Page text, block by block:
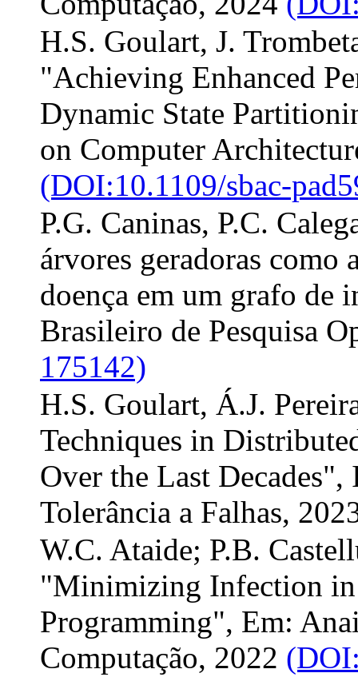
H.S. Goulart, J.
"Achieving Enhanced
Dynamic State
on Computer
(DOI:10.1109/sbac-
P.G. Caninas, P.C.
árvores geradoras como
doença em um grafo de
Brasileiro de Pesquisa
175142)
H.S. Goulart, Á.J.
Techniques in
Over the Last
Tolerância a Falhas,
W.C. Ataide; P.B.
"Minimizing Infection in
Programming", Em:
Computação, 2022